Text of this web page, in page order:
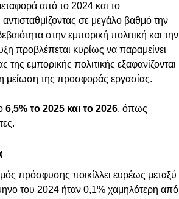
από το 2024 και το
σε μεγάλο βαθμό την
στην εμπορική πολιτική και την
προβλέπεται κυρίως να παραμείνει
της εμπορικής πολιτικής εξαφανίζονται
μείωση της προσφοράς εργασίας.
6,5% το 2025 και το 2026, όπως
πρόσφυσης ποικίλλει ευρέως μεταξύ
του 2024 ήταν 0,1% χαμηλότερη από